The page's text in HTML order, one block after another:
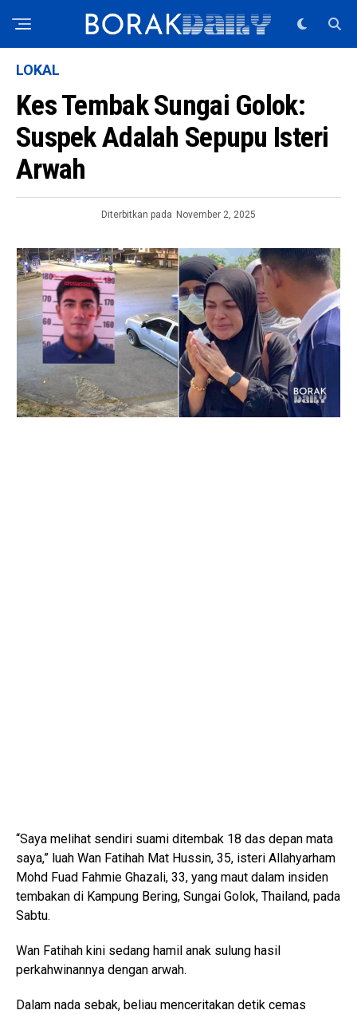
LOKAL
Kes Tembak Sungai Golok:
Suspek Adalah Sepupu Isteri
Arwah
Diterbitkan pada November 2, 2025
“Saya melihat sendiri suami ditembak 18 das depan mata
saya,” luah Wan Fatihah Mat Hussin, 35, isteri Allahyarham
Mohd Fuad Fahmie Ghazali, 33, yang maut dalam insiden
tembakan di Kampung Bering, Sungai Golok, Thailand, pada
Sabtu.
Wan Fatihah kini sedang hamil anak sulung hasil
perkahwinannya dengan arwah.
Dalam nada sebak, beliau menceritakan detik cemas